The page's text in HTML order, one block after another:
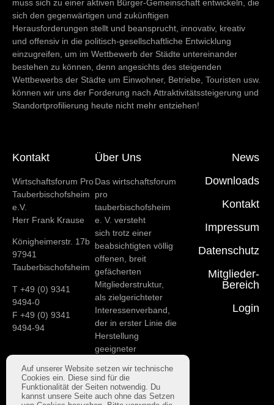
Auf unserer Website setzen wir technische
Cookies ein. Diese sind für die
Funktionalität der Seiten notwendig. Du
kannst unsere Seite auch ohne das Setzen
muss sich zu einer aktiven Bürger-Gemeinschaft entwickeln, die
sich den gegenwärtigen und zukünftigen
Herausforderungen stellt und beansprucht, innovativ, kreativ
und offensiv in die politisch-gesellschaftliche Entwicklung
einzugreifen, um im Wettbewerb der Städte untereinander
bestehen zu können, denn angesichts des steigenden
Wettbewerbs der Städte um Einwohner, Betriebe, Touristen usw.
können wir uns der Forderung nach Attraktivitätssteigerung und
Standortprofilierung heute nicht mehr entziehen!
Kontakt
Wirtschaftsforum Pro
Tauberbischofsheim
e.V.
Herr Frank Krause
Königheimerstr. 17b
97941
Tauberbischofsheim
T +49 (0) 9341
9494-0
F +49 (0) 9341
9494-94
Über Uns
Das wirtschaftsforum
pro
tauberbischofsheim
e. V. versteht
sich trotz einer
beabsichtigten völlig
offenen, breit
gefächerten
Mitgliederstruktur,
als zielgerichteter
Interessenverband,
der in erster Linie die
Herstellung
geeigneter
für
das wirtschaftliche
Fortkommen unserer
News
Downloads
Kontakt
Impressum
Datenschutz
Mitglieder-
Bereich
Login